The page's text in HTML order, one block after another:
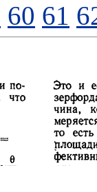
60 61